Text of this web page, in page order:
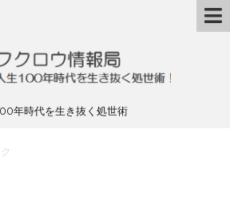
年時代を生き抜く処世術